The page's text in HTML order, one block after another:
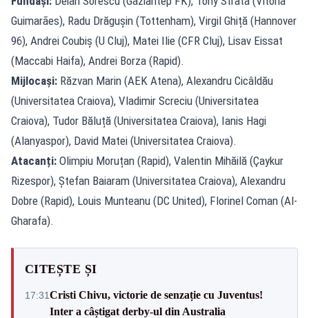
Guimarães), Radu Drăgușin (Tottenham), Virgil Ghiță (Hannover
96), Andrei Coubiș (U Cluj), Matei Ilie (CFR Cluj), Lisav Eissat
(Maccabi Haifa), Andrei Borza (Rapid).
Mijlocași: Răzvan Marin (AEK Atena), Alexandru Cicâldău
(Universitatea Craiova), Vladimir Screciu (Universitatea
Craiova), Tudor Băluță (Universitatea Craiova), Ianis Hagi
(Alanyaspor), David Matei (Universitatea Craiova).
Atacanți: Olimpiu Moruțan (Rapid), Valentin Mihăilă (Çaykur
Rizespor), Ștefan Baiaram (Universitatea Craiova), Alexandru
Dobre (Rapid), Louis Munteanu (DC United), Florinel Coman (Al-
Gharafa).
CITEȘTE ȘI
17:31Cristi Chivu, victorie de senzație cu Juventus!
Inter a câștigat derby-ul din Australia